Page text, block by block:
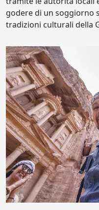
godere di un soggiorno
tradizioni culturali della